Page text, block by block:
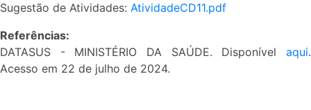
Sugestão de Atividades: AtividadeCD11.pdf
Referências:
DATASUS - MINISTÉRIO DA SAÚDE. Disponível aqui.
Acesso em 22 de julho de 2024.